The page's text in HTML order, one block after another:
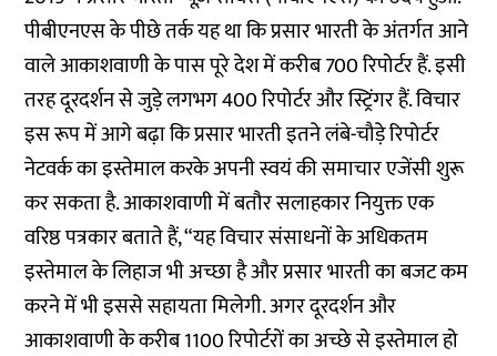
पीबीएनएस के पीछे तर्क यह था कि प्रसार भारती के अंतर्गत आने
वाले आकाशवाणी के पास पूरे देश में करीब 700 रिपोर्टर हैं. इसी
तरह दूरदर्शन से जुड़े लगभग 400 रिपोर्टर और स्ट्रिंगर हैं. विचार
इस रूप में आगे बढ़ा कि प्रसार भारती इतने लंबे-चौड़े रिपोर्टर
नेटवर्क का इस्तेमाल करके अपनी स्वयं की समाचार एजेंसी शुरू
कर सकता है. आकाशवाणी में बतौर सलाहकार नियुक्त एक
वरिष्ठ पत्रकार बताते हैं, “यह विचार संसाधनों के अधिकतम
इस्तेमाल के लिहाज भी अच्छा है और प्रसार भारती का बजट कम
करने में भी इससे सहायता मिलेगी. अगर दूरदर्शन और
आकाशवाणी के करीब 1100 रिपोर्टरों का अच्छे से इस्तेमाल हो